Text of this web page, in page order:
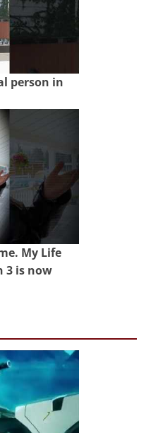
person in
My Life
3 is now